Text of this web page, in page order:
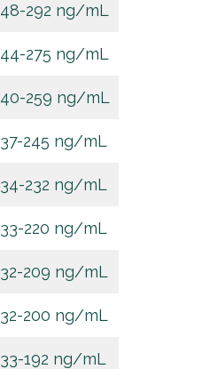
48-292 ng/mL
44-275 ng/mL
40-259 ng/mL
37-245 ng/mL
34-232 ng/mL
33-220 ng/mL
32-209 ng/mL
32-200 ng/mL
33-192 ng/mL